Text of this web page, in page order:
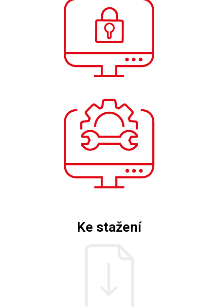
Ke stažení